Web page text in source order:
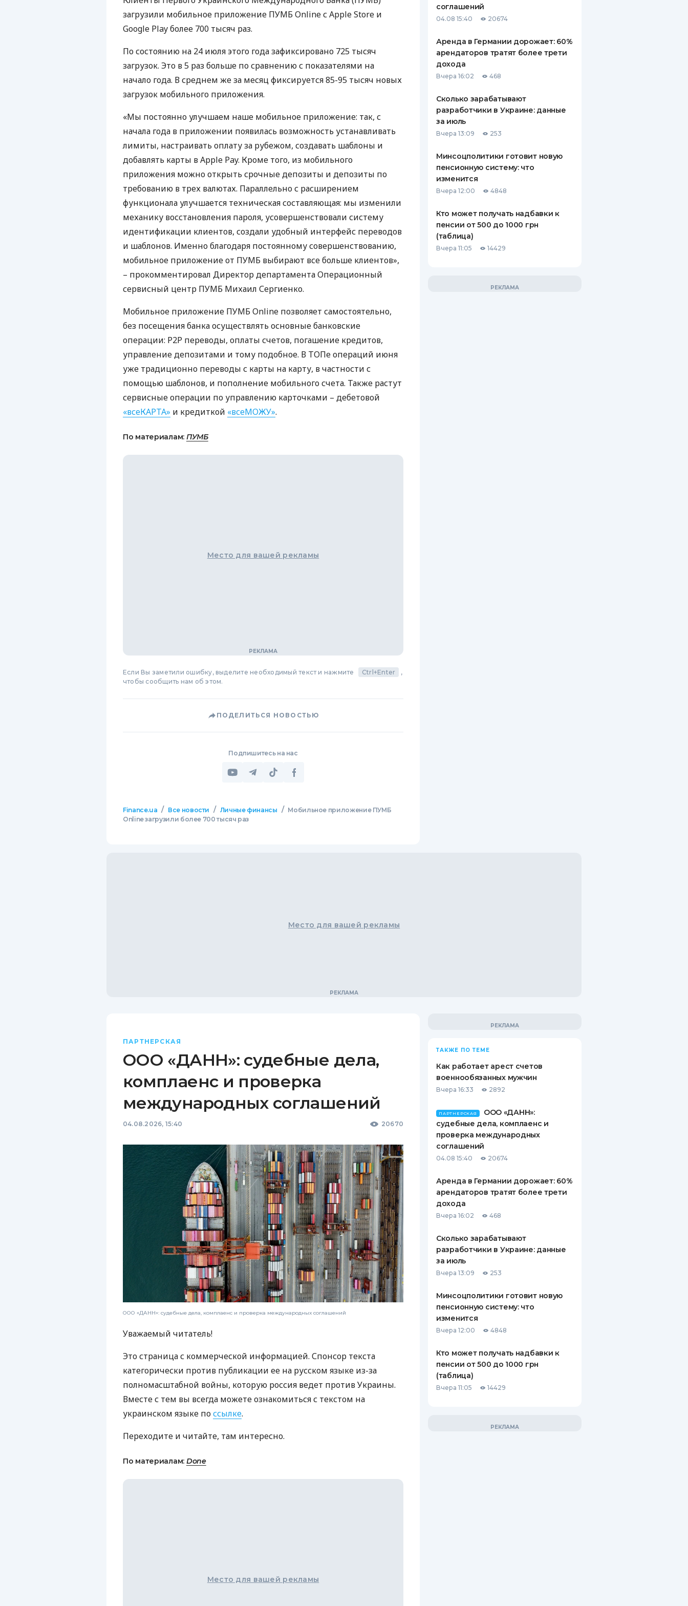
ЕЖЕМЕСЯЧНЫЙ ОБЗОР
БАНКОВСКИМ КАРТАМ
ПУТЕВОДИТЕЛИ ПО
ВСЕ СТРАХОВЫЕ ПОЛИСЫ
СТРАХОВЫЕ КОМПАНИИ
КОМПАНИЯХ
КОНТАКТЫ
загрузили мобильное приложение ПУМБOnline с Apple Store и
Google Play более 700 тысяч раз.
По состоянию на 24 июля этого года зафиксировано 725 тысяч
загрузок. Это в 5 раз больше по сравнению с показателями на
начало года. В среднем же за месяц фиксируется 85-95 тысяч новых
загрузок мобильного приложения.
«Мы постоянно улучшаем наше мобильное приложение: так, с
начала года в приложении появилась возможность устанавливать
лимиты, настраивать оплату за рубежом, создавать шаблоны и
добавлять карты в Apple Pay. Кроме того, из мобильного
приложения можно открыть срочные депозиты и депозиты по
требованию в трех валютах. Параллельно с расширением
функционала улучшается техническая составляющая: мы изменили
механику восстановления пароля, усовершенствовали систему
идентификации клиентов, создали удобный интерфейс переводов
и шаблонов. Именно благодаря постоянному совершенствованию,
мобильное приложение от ПУМБ выбирают все больше клиентов»,
– прокомментировал Директор департамента Операционный
сервисный центр ПУМБ Михаил Сергиенко.
Мобильное приложение ПУМБOnline позволяет самостоятельно,
без посещения банка осуществлять основные банковские
операции: Р2Р переводы, оплаты счетов, погашение кредитов,
управление депозитами и тому подобное. В ТОПе операций июня
уже традиционно переводы с карты на карту, в частности с
помощью шаблонов, и пополнение мобильного счета. Также растут
сервисные операции по управлению карточками – дебетовой
«всеКАРТА» и кредиткой «всеМОЖУ».
По материалам: ПУМБ
Место для вашей рекламы
Если Вы заметили ошибку, выделите необходимый текст и нажмите Ctrl+Enter
,
чтобы сообщить нам об этом.
ПОДЕЛИТЬСЯ НОВОСТЬЮ
Подпишитесь на нас
Finance.ua / Все новости / Личные финансы / Мобильное приложение ПУМБ
Online загрузили более 700 тысяч раз
соглашений
04.08 15:40 20674
Аренда в Германии дорожает: 60%
арендаторов тратят более трети
дохода
Вчера 16:02 468
Сколько зарабатывают
разработчики в Украине: данные
за июль
Вчера 13:09 253
Минсоцполитики готовит новую
пенсионную систему: что
изменится
Вчера 12:00 4848
Кто может получать надбавки к
пенсии от 500 до 1000 грн
(таблица)
Вчера 11:05 14429
Место для вашей рекламы
ПАРТНЕРСКАЯ
ООО «ДАНН»: судебные дела,
комплаенс и проверка
международных соглашений
04.08.2026, 15:40 20670
ООО «ДАНН»: судебные дела, комплаенс и проверка международных соглашений
Уважаемый читатель!
Это страница с коммерческой информацией. Спонсор текста
категорически против публикации ее на русском языке из-за
полномасштабной войны, которую россия ведет против Украины.
Вместе с тем вы всегда можете ознакомиться с текстом на
украинском языке поссылке.
Переходите и читайте, там интересно.
По материалам: Done
Место для вашей рекламы
ТАКЖЕ ПО ТЕМЕ
Как работает арест счетов
военнообязанных мужчин
Вчера 16:33 2892
ПАРТНЕРСКАЯ
ООО «ДАНН»:
судебные дела, комплаенс и
проверка международных
соглашений
04.08 15:40 20674
Аренда в Германии дорожает: 60%
арендаторов тратят более трети
дохода
Вчера 16:02 468
Сколько зарабатывают
разработчики в Украине: данные
за июль
Вчера 13:09 253
Минсоцполитики готовит новую
пенсионную систему: что
изменится
Вчера 12:00 4848
Кто может получать надбавки к
пенсии от 500 до 1000 грн
(таблица)
Вчера 11:05 14429